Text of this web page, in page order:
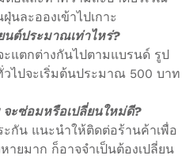
นละอองเข้าไปเกาะ
นต์ประมาณเท่าไหร่?
แตกต่างกันไปตามแบรนด์ รูป
ไปจะเริ่มต้นประมาณ 500 บาท
ะซ่อมหรือเปลี่ยนใหม่ดี?
ะกัน แนะนำให้ติดต่อร้านค้าเพื่อ
ายมาก ก็อาจจำเป็นต้องเปลี่ยน